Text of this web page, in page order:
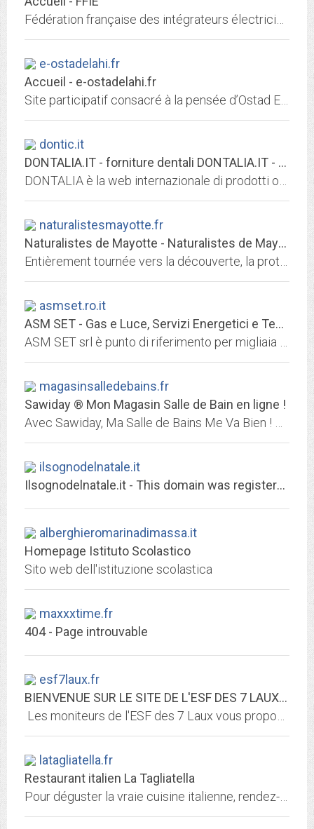
e-ostadelahi.fr
Accueil - e-ostadelahi.fr
dontic.it
DONTALIA.IT - forniture dentali DONTALIA.IT - forniture dentali
naturalistesmayotte.fr
Naturalistes de Mayotte - Naturalistes de Mayotte
asmset.ro.it
ASM SET - Gas e Luce, Servizi Energetici e Tecnologici
magasinsalledebains.fr
Sawiday ® Mon Magasin Salle de Bain en ligne !
ilsognodelnatale.it
Ilsognodelnatale.it - This domain was registered with Match.it
alberghieromarinadimassa.it
Homepage Istituto Scolastico
Sito web dell'istituzione scolastica
maxxxtime.fr
404 - Page introuvable
esf7laux.fr
BIENVENUE SUR LE SITE DE L'ESF DES 7 LAUX - L'ESF des 7 Laux
latagliatella.fr
Restaurant italien La Tagliatella